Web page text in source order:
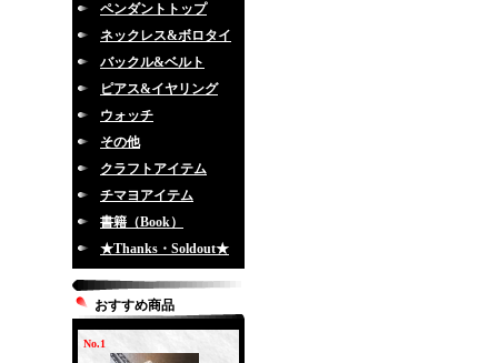
ペンダントトップ
ネックレス&ボロタイ
バックル&ベルト
ピアス&イヤリング
ウォッチ
その他
クラフトアイテム
チマヨアイテム
書籍（Book）
★Thanks・Soldout★
おすすめ商品
No.1